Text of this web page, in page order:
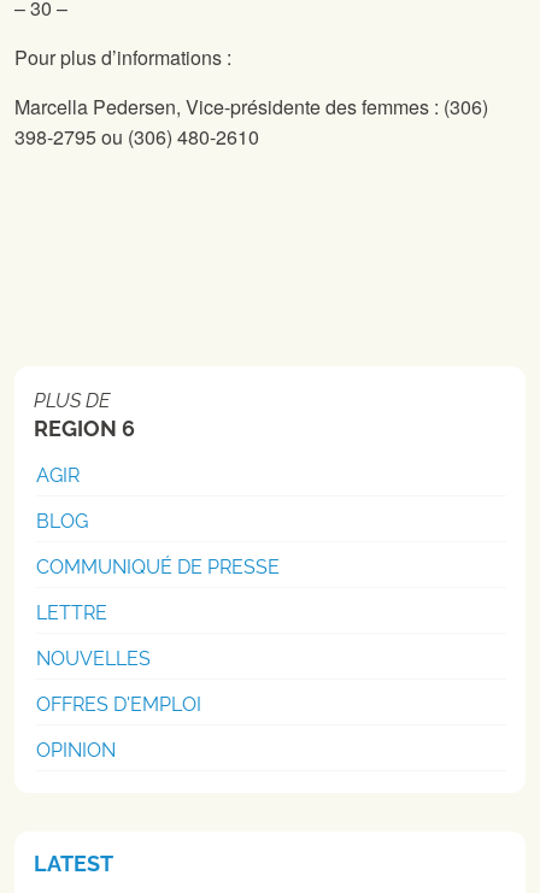
– 30 –
Pour plus d’informations :
Marcella Pedersen, Vice-présidente des femmes : (306)
398-2795 ou (306) 480-2610
PLUS DE
REGION 6
AGIR
BLOG
COMMUNIQUÉ DE PRESSE
LETTRE
NOUVELLES
OFFRES D'EMPLOI
OPINION
LATEST